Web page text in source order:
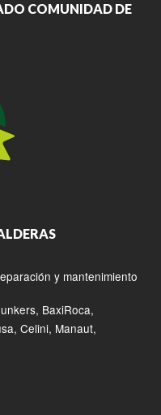
COMUNIDAD DE
y mantenimiento
BaxiRoca,
Celini, Manaut,